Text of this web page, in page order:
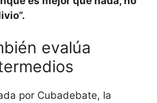
evalúa
por Cubadebate, la